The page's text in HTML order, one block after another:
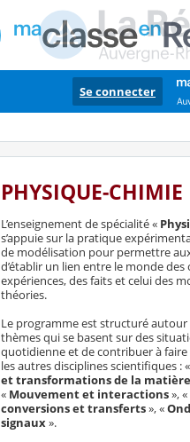
Se connecter
PHYSIQUE-CHIMIE
L’enseignement de spécialité «
s’appuie sur la pratique
de modélisation pour permettre
d’établir un lien entre le monde des
expériences, des faits et celui des
théories.
Le programme est structuré
thèmes qui se basent sur des
quotidienne et de contribuer à faire
les autres disciplines scientifiques : «
et transformations de la matière
« Mouvement et interactions», «
conversions et transferts», «
signaux».